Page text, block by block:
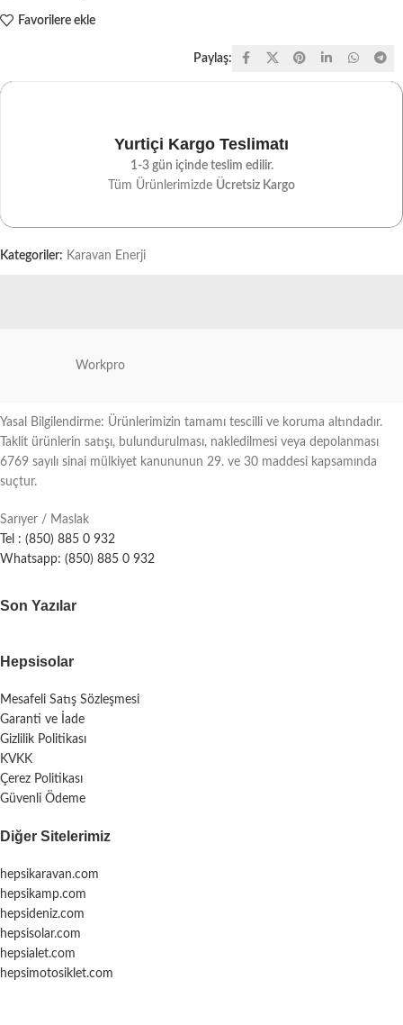
Favorilere ekle
Paylaş:
Yurtiçi Kargo Teslimatı
1-3 gün içinde teslim edilir.
Tüm Ürünlerimizde Ücretsiz Kargo
Kategoriler: Karavan Enerji
Workpro
Yasal Bilgilendirme: Ürünlerimizin tamamı tescilli ve koruma altındadır.
Taklit ürünlerin satışı, bulundurulması, nakledilmesi veya depolanması
6769 sayılı sinai mülkiyet kanununun 29. ve 30 maddesi kapsamında
suçtur.
Sarıyer / Maslak
Tel : (850) 885 0 932
Whatsapp: (850) 885 0 932
Son Yazılar
Hepsisolar
Mesafeli Satış Sözleşmesi
Garanti ve İade
Gizlilik Politikası
KVKK
Çerez Politikası
Güvenli Ödeme
Diğer Sitelerimiz
hepsikaravan.com
hepsikamp.com
hepsideniz.com
hepsisolar.com
hepsialet.com
hepsimotosiklet.com